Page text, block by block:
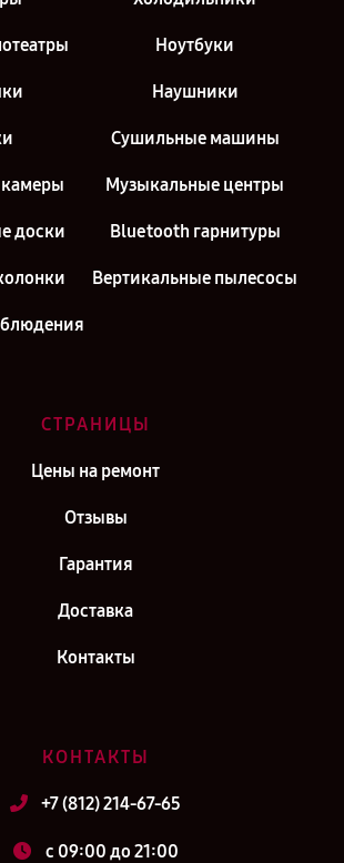
Ноутбуки
Наушники
Сушильные машины
Музыкальные центры
доски Bluetooth гарнитуры
Вертикальные пылесосы
СТРАНИЦЫ
Цены на ремонт
Отзывы
Гарантия
Доставка
Контакты
КОНТАКТЫ
+7 (812) 214-67-65
c 09:00 до 21:00